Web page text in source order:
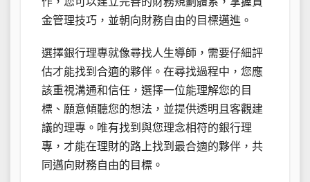
金管理技巧，並朝向財務自由的目標邁進。
選擇銀行理專就像尋找人生導師，需要仔細評
估才能找到合適的夥伴。在尋找過程中，您應
該重視溝通和信任，選擇一位能理解您的目
標、願意傾聽您的想法，並提供透明且客觀建
議的理專。唯有找到與您理念相符的銀行理
專，才能在理財的路上找到最合適的夥伴，共
同邁向財務自由的目標。